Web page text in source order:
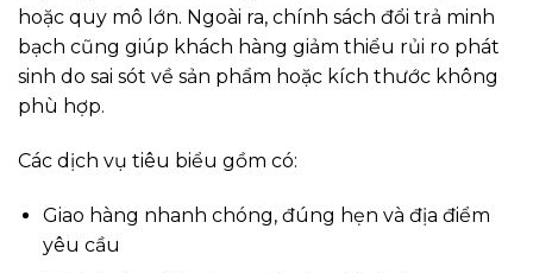
hoặc quy mô lớn. Ngoài ra, chính sách đổi trả minh
bạch cũng giúp khách hàng giảm thiểu rủi ro phát
sinh do sai sót về sản phẩm hoặc kích thước không
phù hợp.
Các dịch vụ tiêu biểu gồm có:
Giao hàng nhanh chóng, đúng hẹn và địa điểm
yêu cầu